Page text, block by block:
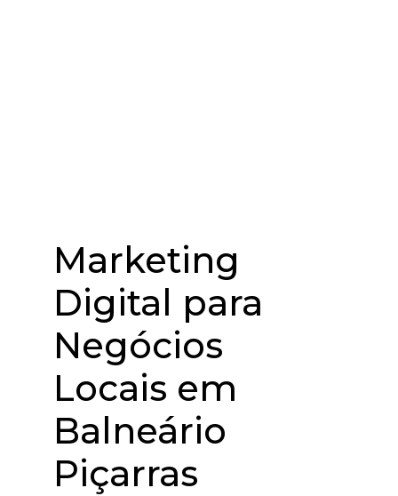
Marketing
Digital para
Negócios
Locais em
Balneário
Piçarras